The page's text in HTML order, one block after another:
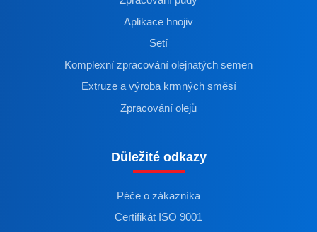
Aplikace hnojiv
Setí
Komplexní zpracování olejnatých semen
Extruze a výroba krmných směsí
Zpracování olejů
Důležité odkazy
Péče o zákazníka
Certifikát ISO 9001